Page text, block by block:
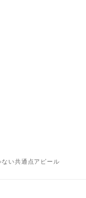
い共通点アピール